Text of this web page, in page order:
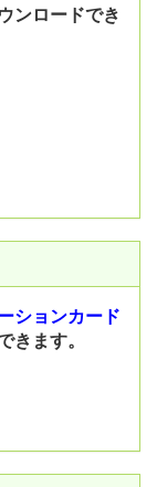
ンロードでき
ションカード
きます。